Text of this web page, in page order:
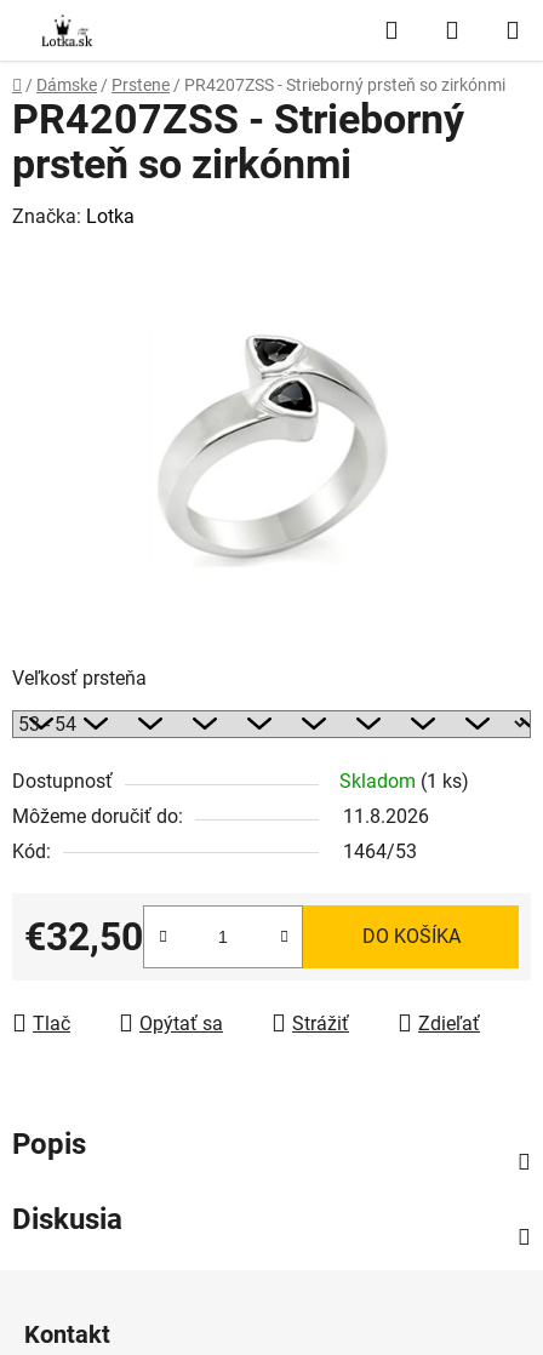
obsah
Hľadať
KOŠÍK
Domov
/ Dámske / Prstene / PR4207ZSS - Strieborný prsteň so zirkónmi
Veľkosť prsteňa
Dostupnosť Skladom (1 ks)
Môžeme doručiť do:
11.8.2026
Kód:
1464/53
€32,50
Jednotková cena:
DO KOŠÍKA
Tlač Opýtať sa Strážiť Zdieľať
PR4207ZSS - Strieborný
prsteň so zirkónmi
Značka: Lotka
Popis
Diskusia
Kontakt